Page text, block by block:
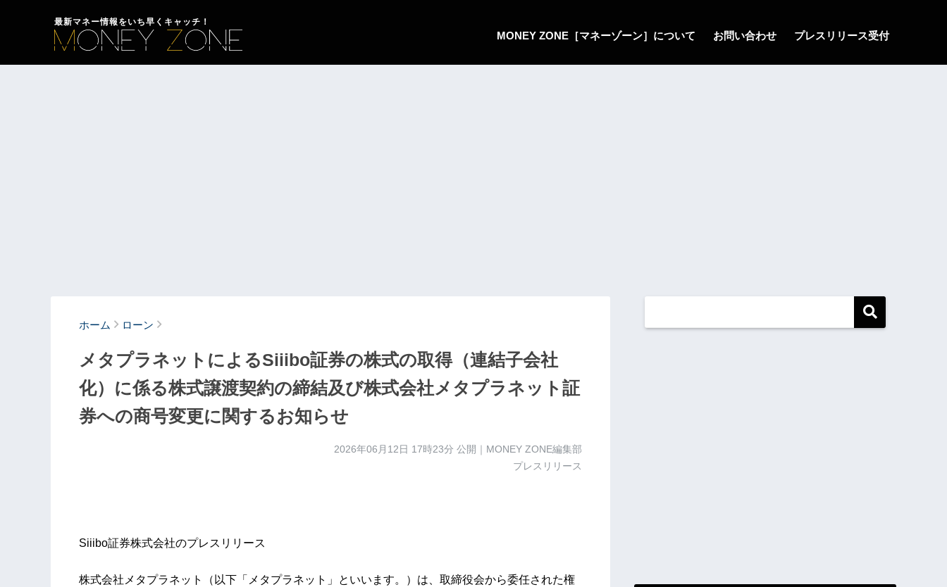
最新マネー情報をいち早くキャッチ！
MONEY ZONE［マネーゾーン］について お問い合わせ プレスリリース受付
ホーム ローン
メタプラネットによるSiiibo証券の株式の取得（連結子会社
化）に係る株式譲渡契約の締結及び株式会社メタプラネット証
券への商号変更に関するお知らせ
2026年06月12日 17時23分 公開｜MONEY ZONE編集部
プレスリリース
Siiibo証券株式会社のプレスリリース
株式会社メタプラネット（以下「メタプラネット」といいます。）は、取締役会から委任された権